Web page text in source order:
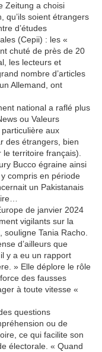
Zeitung a choisi
qu’ils soient étrangers
d’études
(Cepii) : les «
chuté de près de 20
les lecteurs et
nombre d’articles
Allemand, ont
national a raflé plus
ou Valeurs
aux
des étrangers, bien
territoire français).
Bucco égraine ainsi
compris en période
un Pakistanais
de janvier 2024
vigilants sur la
Tania Racho.
d’ailleurs que
y a eu un rapport
» Elle déplore le rôle
des fausses
à toute vitesse «
questions
ou de
ce qui facilite son
électorale. « Quand